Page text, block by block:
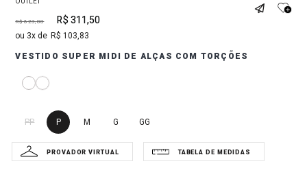
R$ 623,00 R$ 311,50
3 R$ 103,83
VESTIDO SUPER MIDI DE ALÇAS COM TORÇÕES
PP P M G GG